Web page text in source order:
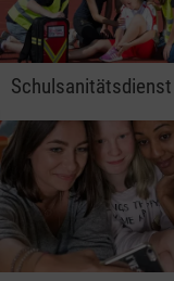
Schulsanitätsdienst